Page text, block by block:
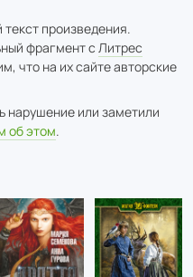
произведения.
фрагмент с Литрес
что на их сайте авторские
нарушение или заметили
об этом.